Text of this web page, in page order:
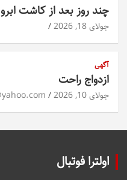
چند روز بعد از کاشت
جولای 18, 2026
آگهی
ازدواج راحت
جولای 10, 2026
اولترا فوتبال